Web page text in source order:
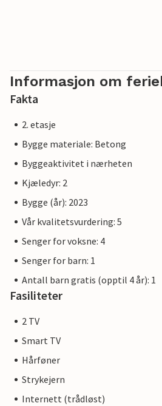
Informasjon om
Fakta
2. etasje
Bygge materiale: Betong
Byggeaktivitet i nærheten
Kjæledyr: 2
Bygge (år): 2023
Vår kvalitetsvurdering: 5
Senger for voksne: 4
Senger for barn: 1
Antall barn gratis (opptil 4 år): 1
Fasiliteter
2 TV
Smart TV
Hårføner
Strykejern
Internett (trådløst)